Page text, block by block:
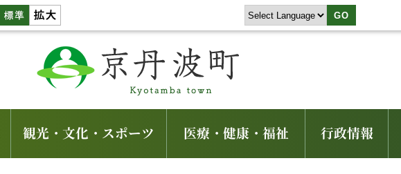
GO
観光・文化・スポーツ 医療・健康・福祉 行政情報